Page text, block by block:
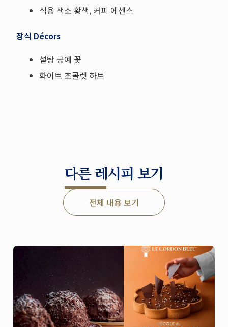
식용 색소 황색, 커피 에센스
장식 Décors
설탕 공예 꽃
화이트 초콜렛 하트
다른 레시피 보기
전체 내용 보기